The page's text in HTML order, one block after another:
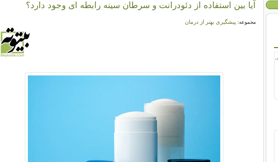
آیا بین استفاده از دئودرانت و سرطان سینه رابطه ای وجود دارد؟
مجموعه: پیشگیری بهتر از درمان